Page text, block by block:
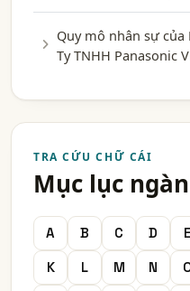
Quy mô nhân sự của
Ty TNHH Panasonic
TRA CỨU CHỮ CÁI
Mục lục
A B C D E
K
L M N